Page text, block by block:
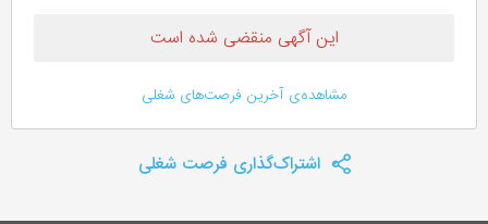
این آگهی منقضی شده است
مشاهده‌ی آخرین فرصت‌های شغلی
اشتراک‌گذاری فرصت شغلی